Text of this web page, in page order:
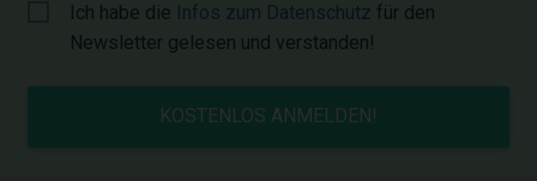
Ich habe die Infos zum Datenschutz für den
Newsletter gelesen und verstanden!
KOSTENLOS ANMELDEN!